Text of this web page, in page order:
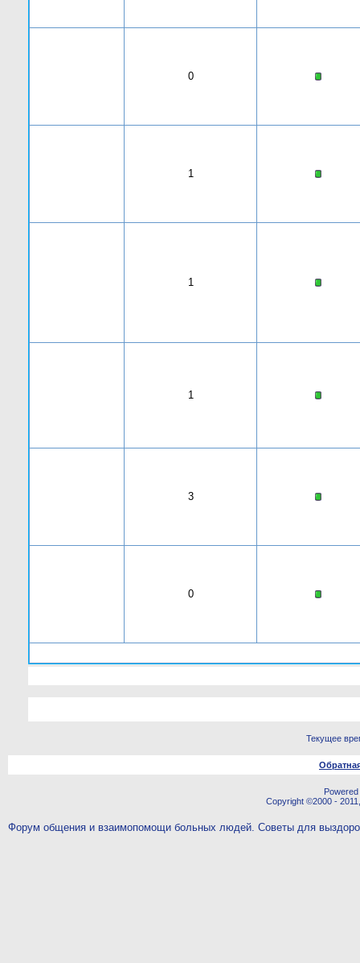
0
1
1
1
3
0
Текущее
Copyright ©2000 -
Форум общения и взаимопомощи больных людей. Советы для